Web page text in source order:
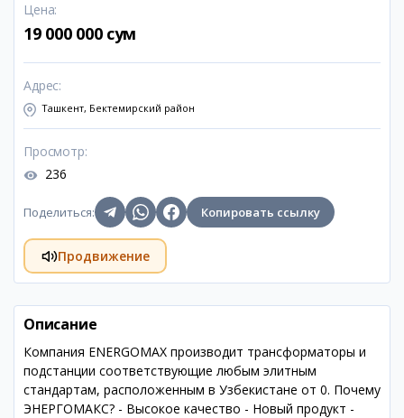
Цена:
19 000 000 сум
Адрес:
Ташкент, Бектемирский район
Просмотр:
236
Поделиться: Копировать ссылку
Продвижение
Описание
Компания ENERGOMAX производит трансформаторы и
подстанции соответствующие любым элитным
стандартам, расположенным в Узбекистане от 0. Почему
ЭНЕРГОМАКС? - Высокое качество - Новый продукт -